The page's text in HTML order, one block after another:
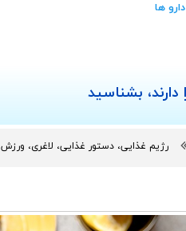
دارو ها
رژیم غذایی، دستور غذایی، لاغری، ورزش